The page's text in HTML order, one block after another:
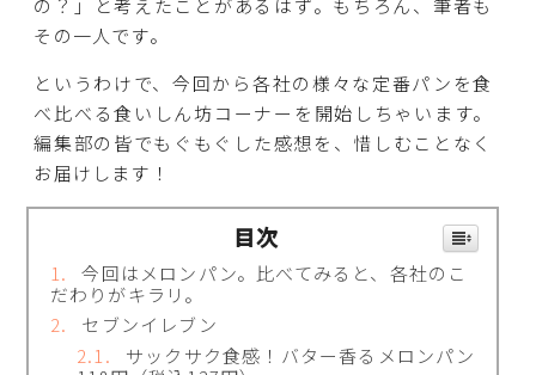
その一人です。
というわけで、今回から各社の様々な定番パンを食
べ比べる食いしん坊コーナーを開始しちゃいます。
編集部の皆でもぐもぐした感想を、惜しむことなく
お届けします！
目次
今回はメロンパン。比べてみると、各社のこ
だわりがキラリ。
セブンイレブン
サックサク食感！バター香るメロンパン